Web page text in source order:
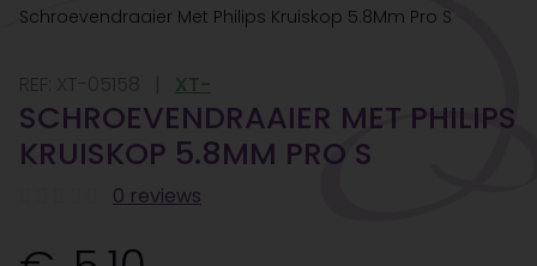
Schroevendraaier Met Philips Kruiskop 5.8Mm Pro S
XT-
SCHROEVENDRAAIER MET PHILIPS
KRUISKOP 5.8MM PRO S
0 reviews